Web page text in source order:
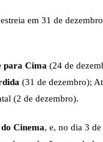
estreia em 31 de
para Cima (24 de
(31 de dezembro);
(2 de dezembro).
Cinema, e, no dia 3